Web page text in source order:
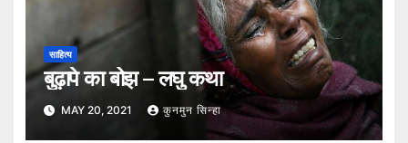
साहित्य
बुढ़ापे का बोझ – लघु कथा
MAY 20, 2021 कुनमुन सिन्हा